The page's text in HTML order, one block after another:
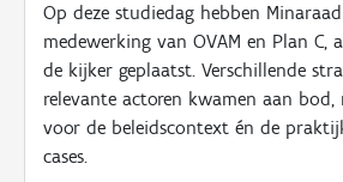
Op deze studiedag hebben Minaraad
medewerking van OVAM en Plan C,
de kijker geplaatst. Verschillende
relevante actoren kwamen aan
voor de beleidscontext én de
cases.